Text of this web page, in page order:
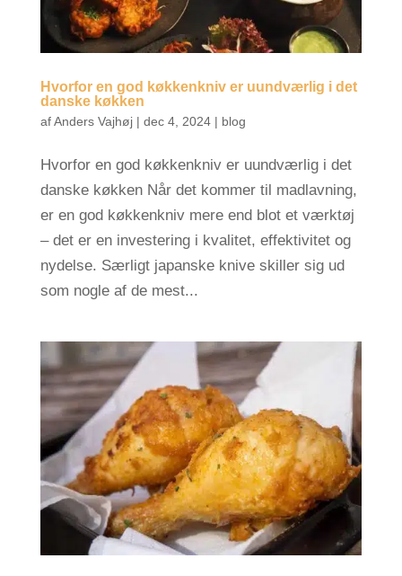
Hvorfor en god køkkenkniv er uundværlig i det
danske køkken
afAnders Vajhøj| dec 4, 2024| blog
Hvorfor en god køkkenkniv er uundværlig i det
danske køkken Når det kommer til madlavning,
er en god køkkenkniv mere end blot et værktøj
– det er en investering i kvalitet, effektivitet og
nydelse. Særligt japanske knive skiller sig ud
som nogle af de mest...